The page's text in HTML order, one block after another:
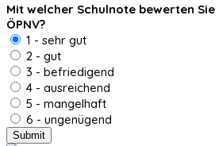
Mit welcher Schulnote bewerten
ÖPNV?
1 - sehr gut
2 - gut
3 - befriedigend
4 - ausreichend
5 - mangelhaft
6 - ungenügend